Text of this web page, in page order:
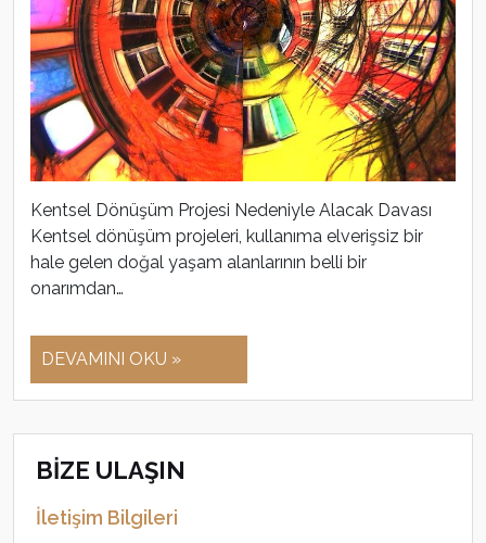
Kentsel Dönüşüm Projesi Nedeniyle Alacak Davası
Kentsel dönüşüm projeleri, kullanıma elverişsiz bir
hale gelen doğal yaşam alanlarının belli bir
onarımdan…
DEVAMINI OKU »
BİZE ULAŞIN
İletişim Bilgileri